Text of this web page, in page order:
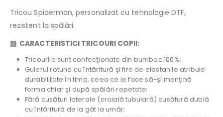
Tricou Spiderman, personalizat cu tehnologie DTF,
rezistent la spălări.
▧ CARACTERISTICI TRICOURI COPII:
Tricourile sunt confecţionate din bumbac 100%;
Gulerul rotund cu întăritură şi fire de elastan le atribuie
durabilitate în timp, ceea ce le face să-şi menţină
forma chiar şi după spălări repetate;
Fără cusături laterale (croială tubulară) cusătură dublă
cu întăritură de la gât la umăr;